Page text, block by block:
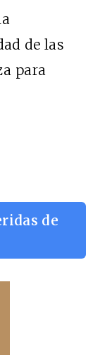
de las
para
de